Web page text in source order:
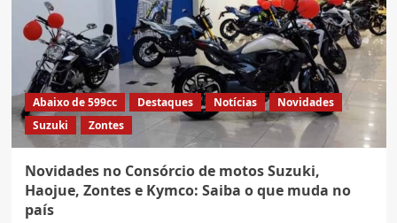
ficha
técnica
Abaixo de 599cc Destaques Notícias
Novidades
Suzuki
Zontes
Novidades no Consórcio de motos Suzuki,
Haojue, Zontes e Kymco: Saiba o que muda no
país